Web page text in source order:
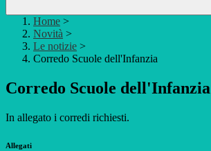
Home >
Novità >
Le notizie >
Corredo Scuole dell'Infanzia
Corredo Scuole dell'Infanzia
In allegato i corredi richiesti.
Allegati